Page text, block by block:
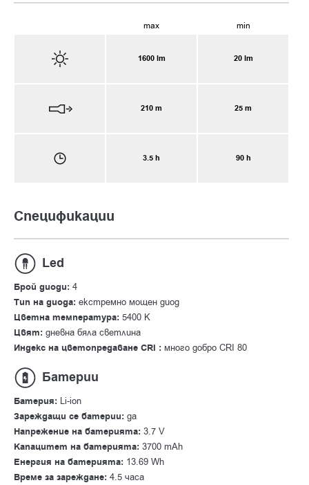
max min
1600 lm 20 lm
210 m 25 m
3.5 h 90 h
Спецификации
Led
Брой диоди: 4
Тип на диода: екстремно мощен диод
Цветна температура: 5400 К
Цвят: дневна бяла светлина
Индекс на цветопредаване CRI : много добро CRI 80
Батерии
Батерия: Li-ion
Зареждащи се батерии: да
Напрежение на батерията: 3.7 V
Капацитет на батерията: 3700 mAh
Енергия на батерията: 13.69 Wh
Време за зареждане: 4.5 часа